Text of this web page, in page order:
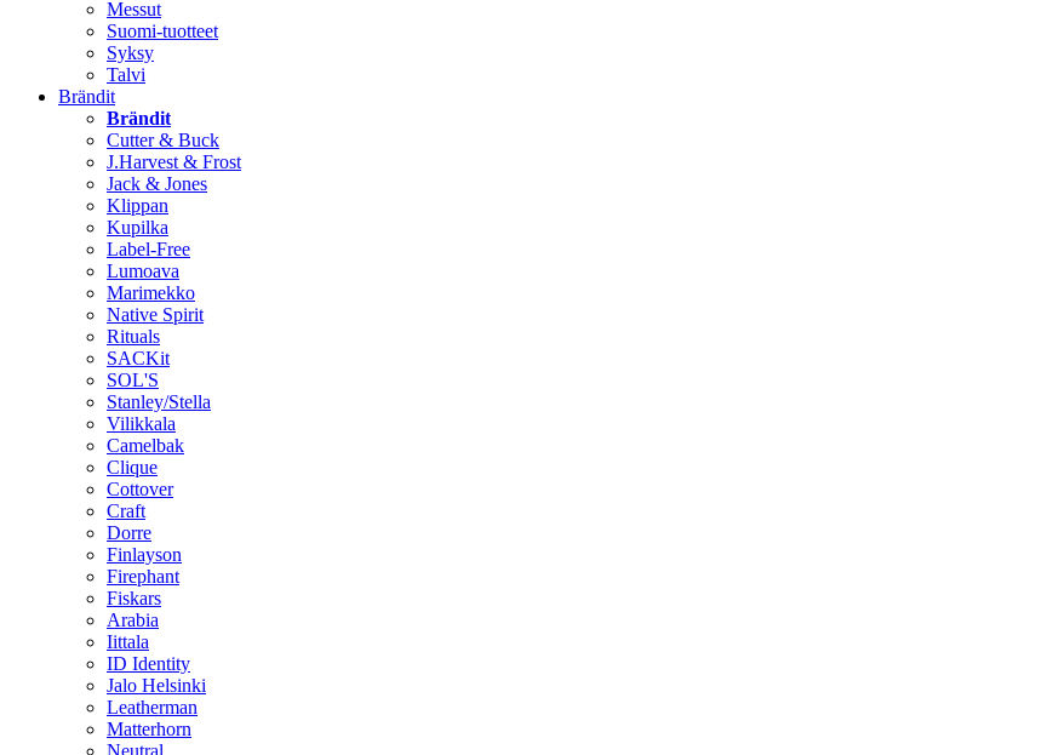
Messut
Suomi-tuotteet
Syksy
Talvi
Brändit
Brändit
Cutter & Buck
J.Harvest & Frost
Jack & Jones
Klippan
Kupilka
Label-Free
Lumoava
Marimekko
Native Spirit
Rituals
SACKit
SOL'S
Stanley/Stella
Vilikkala
Camelbak
Clique
Cottover
Craft
Dorre
Finlayson
Firephant
Fiskars
Arabia
Iittala
ID Identity
Jalo Helsinki
Leatherman
Matterhorn
Neutral